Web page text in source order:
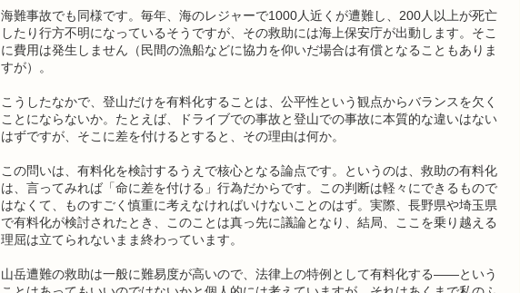
海難事故でも同様です。毎年、海のレジャーで1000人近くが遭難し、200人以上が死亡
したり行方不明になっているそうですが、その救助には海上保安庁が出動します。そこ
に費用は発生しません（民間の漁船などに協力を仰いだ場合は有償となることもありま
すが）。
こうしたなかで、登山だけを有料化することは、公平性という観点からバランスを欠く
ことにならないか。たとえば、ドライブでの事故と登山での事故に本質的な違いはない
はずですが、そこに差を付けるとすると、その理由は何か。
この問いは、有料化を検討するうえで核心となる論点です。というのは、救助の有料化
は、言ってみれば「命に差を付ける」行為だからです。この判断は軽々にできるもので
はなくて、ものすごく慎重に考えなければいけないことのはず。実際、長野県や埼玉県
で有料化が検討されたとき、このことは真っ先に議論となり、結局、ここを乗り越える
理屈は立てられないまま終わっています。
山岳遭難の救助は一般に難易度が高いので、法律上の特例として有料化する――という